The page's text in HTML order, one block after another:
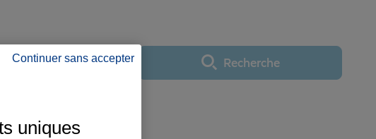
Utiliser ma positionRecherche
Continuer sans accepter
uniques